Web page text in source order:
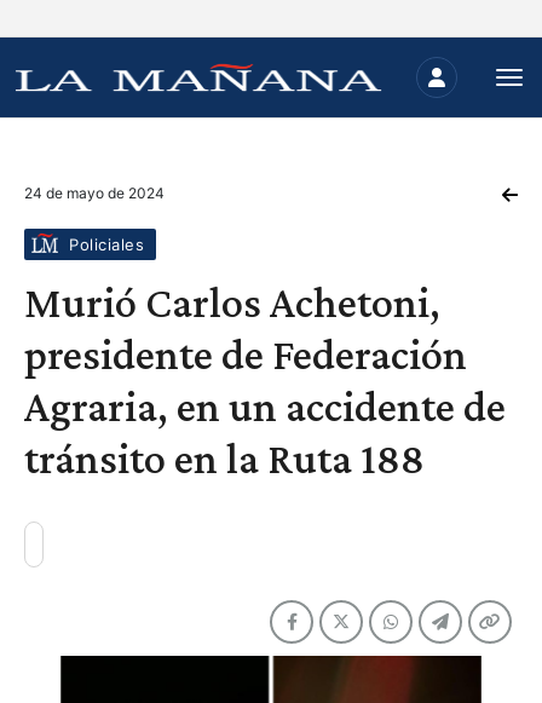
24 de mayo de 2024
Policiales
Murió Carlos Achetoni,
presidente de Federación
Agraria, en un accidente de
tránsito en la Ruta 188